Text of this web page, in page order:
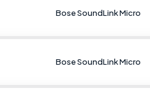
Bose SoundLink Micro
Bose SoundLink Micro